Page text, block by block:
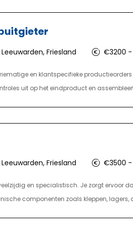
van storingen. De
worden ingezet. Wanneer het
te richten op procesbeheersing.
Leeuwarden, Friesland €3200
en klantspecifieke
uit op het eindproduct en
of treden verstoringen op die
bij je takenpakket. Gezien de omvang
drieploegendienst met vijf nachtdiensten
Leeuwarden, Friesland €3500
en specialistisch. Je zorgt ervoor
componenten zoals kleppen, lagers,
van hoofd- en hulpgrondstoffen.